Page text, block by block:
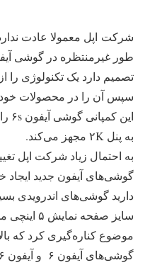
شرکت اپل معمولا عادت
طور غیرمنتظره در گوشی
تصمیم دارد یک تکنولوژی
سپس آن را در محصولات خود
به پنل ۲K مجهز می‌کند.
به احتمال زیاد شرکت اپل
گوشی‌های آیفون جدید ایجاد
دارید گوشی‌های اندرویدی
سایز صفحه
موضوع کناره‌گیری کرد که
گوشی‌های آیفون ۶ و آیفون ۶ پلاس را بزرگتر از ۴ اینچ تولید کرد.